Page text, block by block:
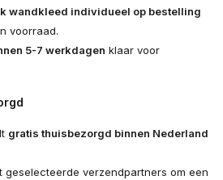
wandkleed individueel op bestelling
voorraad.
5-7 werkdagen klaar voor
gratis thuisbezorgd binnen Nederland
geselecteerde verzendpartners om een